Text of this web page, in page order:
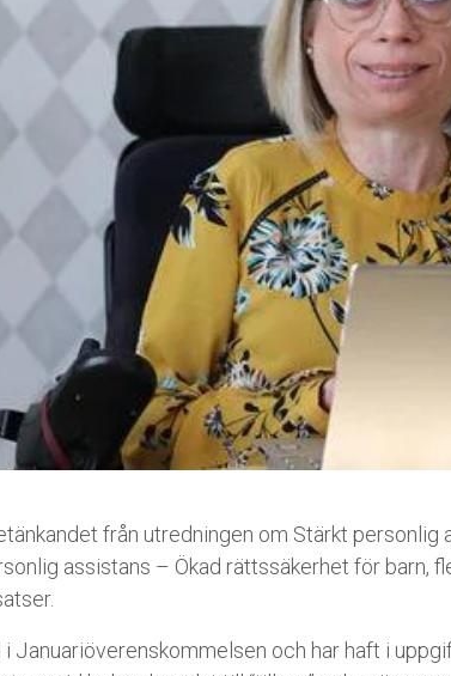
från utredningen om Stärkt personlig
assistans – Ökad rättssäkerhet för barn,
i Januariöverenskommelsen och har haft i